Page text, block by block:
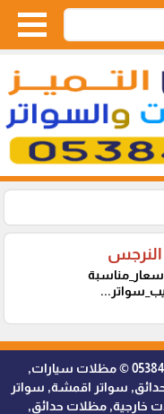
النرجس
ظلال التميز للمظلات والسواتر - 0538402607 © مظلات سيارات,
سواتر اقمشة, سواتر
خارجية, مظلات حدائق,